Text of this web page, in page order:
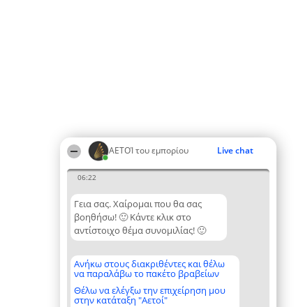
ΑΕΤΟΊ του εμπορίου Live chat
06:22
Γεια σας. Χαίρομαι που θα σας
βοηθήσω! 🙂 Κάντε κλικ στο
αντίστοιχο θέμα συνομιλίας! 🙂
Ανήκω στους διακριθέντες και θέλω
να παραλάβω το πακέτο βραβείων
Θέλω να ελέγξω την επιχείρηση μου
στην κατάταξη "Αετοί"